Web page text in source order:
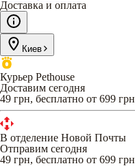
Доставка и оплата
Киев
Курьер Pethouse
Доставим сегодня
49 грн, бесплатно от 699 грн
В отделение Новой Почты
Отправим сегодня
49 грн, бесплатно от 699 грн